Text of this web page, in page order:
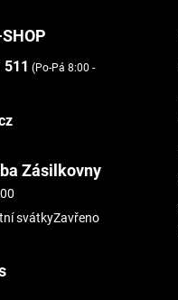
(Po-Pá 8:00 -
Zásilkovny
svátkyZavřeno